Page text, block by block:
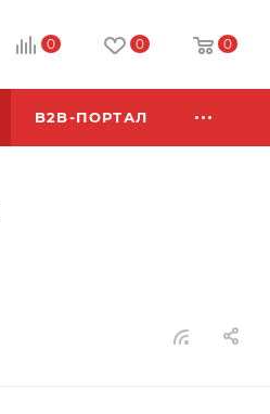
0 0 0
B2B-ПОРТАЛ